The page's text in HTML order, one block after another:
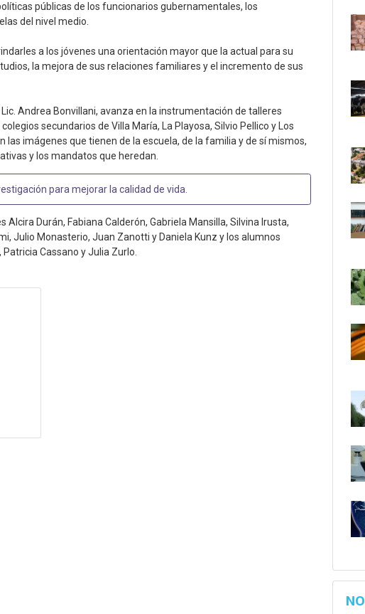
públicas de los funcionarios gubernamentales, los
del nivel medio.
a los jóvenes una orientación mayor que la actual para su
la mejora de sus relaciones familiares y el incremento de sus
Andrea Bonvillani, avanza en la instrumentación de talleres
secundarios de Villa María, La Playosa, Silvio Pellico y Los
las imágenes que tienen de la escuela, de la familia y de sí mismos,
y los mandatos que heredan.
para mejorar la calidad de vida
Durán, Fabiana Calderón, Gabriela Mansilla, Silvina Irusta,
Julio Monasterio, Juan Zanotti y Daniela Kunz y los alumnos
Cassano y Julia Zurlo.